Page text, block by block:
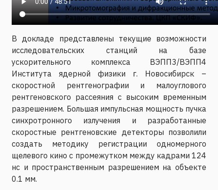
В докладе представлены текущие возможности
исследовательских станций на базе
ускорительного комплекса ВЭПП3/ВЭПП4
Института ядерной физики г. Новосибирск –
скоростной рентгенографии и малоуглового
рентгеновского рассеяния с высоким временным
разрешением. Большая импульсная мощность пучка
синхротронного излучения и разработанные
скоростные рентгеновские детекторы позволили
создать методику регистрации одномерного
щелевого кино с промежутком между кадрами 124
нс и пространственным разрешением на объекте
0.1 мм.